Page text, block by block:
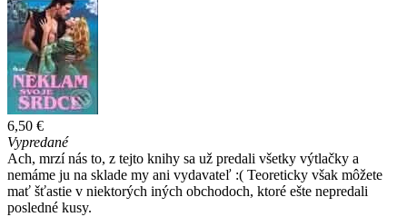
6,50 €
Vypredané
Ach, mrzí nás to, z tejto knihy sa už predali všetky výtlačky a
nemáme ju na sklade my ani vydavateľ :( Teoreticky však môžete
mať šťastie v niektorých iných obchodoch, ktoré ešte nepredali
posledné kusy.